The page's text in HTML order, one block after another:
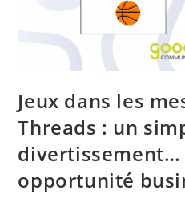
Jeux dans les
Threads : un
divertissement…
opportunité